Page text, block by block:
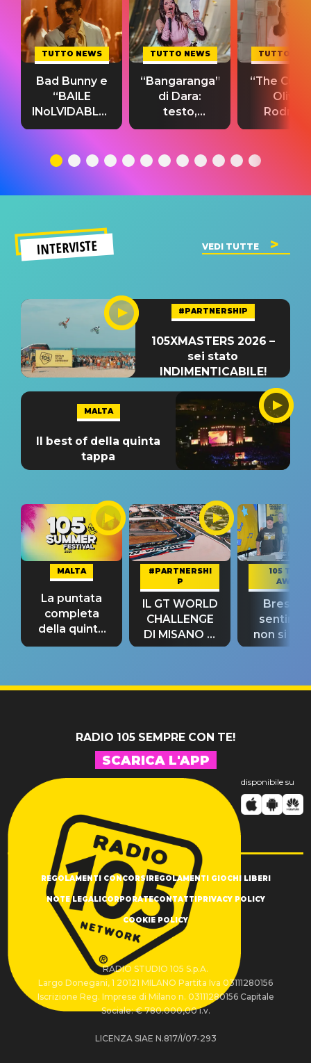
TUTTO NEWS
Bad Bunny e
“BAILE
INoLVIDABLE”:
testo,
significato
TUTTO NEWS
“Bangaranga”
di Dara:
testo,
traduzione e
del singolo
TUTTO
“The
Olivia
testo,
INTERVISTE VEDI TUTTE
#PARTNERSHIP
105XMASTERS 2026 –
sei stato
INDIMENTICABILE!
MALTA
Il best of della quinta
tappa
MALTA
La puntata
completa
della quinta
tappa
#PARTNERSHI
P
IL GT WORLD
CHALLENGE
DI MISANO si
riconferma
105 TAKE
AWAY
Bresh:
non si
fino alla
RADIO 105 SEMPRE CON TE!
SCARICA L'APP
disponibile su
REGOLAMENTI CONCORSI REGOLAMENTI GIOCHI LIBERI
NOTE LEGALI CORPORATECONTATTI PRIVACY POLICY
COOKIE POLICY
RADIO STUDIO 105 S.p.A.
Largo Donegani, 1 20121 MILANO Partita Iva 03111280156
Iscrizione Reg. Imprese di Milano n. 03111280156 Capitale
Sociale: € 780.000,00 i.v.
LICENZA SIAE N.817/I/07-293